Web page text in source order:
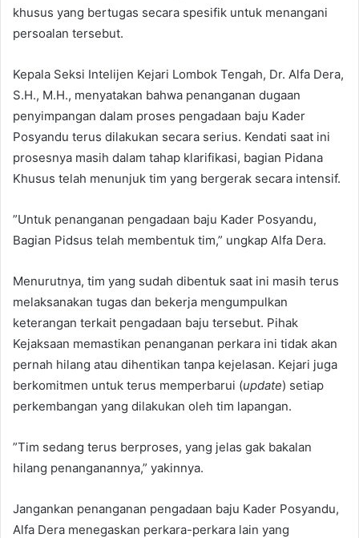
khusus yang bertugas secara spesifik untuk menangani
persoalan tersebut.
​Kepala Seksi Intelijen Kejari Lombok Tengah, Dr. Alfa Dera,
S.H., M.H., menyatakan bahwa penanganan dugaan
penyimpangan dalam proses pengadaan baju Kader
Posyandu terus dilakukan secara serius. Kendati saat ini
prosesnya masih dalam tahap klarifikasi, bagian Pidana
Khusus telah menunjuk tim yang bergerak secara intensif.
​”Untuk penanganan pengadaan baju Kader Posyandu,
Bagian Pidsus telah membentuk tim,” ungkap Alfa Dera.
​Menurutnya, tim yang sudah dibentuk saat ini masih terus
melaksanakan tugas dan bekerja mengumpulkan
keterangan terkait pengadaan baju tersebut. Pihak
Kejaksaan memastikan penanganan perkara ini tidak akan
pernah hilang atau dihentikan tanpa kejelasan. Kejari juga
berkomitmen untuk terus memperbarui (update) setiap
perkembangan yang dilakukan oleh tim lapangan.
​”Tim sedang terus berproses, yang jelas gak bakalan
hilang penanganannya,” yakinnya.
​Jangankan penanganan pengadaan baju Kader Posyandu,
Alfa Dera menegaskan perkara-perkara lain yang